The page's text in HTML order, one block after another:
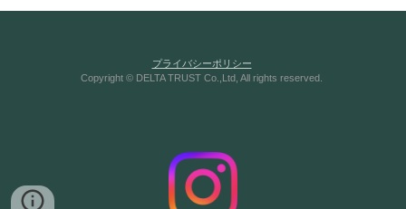
プライバシーポリシー
Copyright © DELTA TRUST Co.,Ltd, All rights reserved.